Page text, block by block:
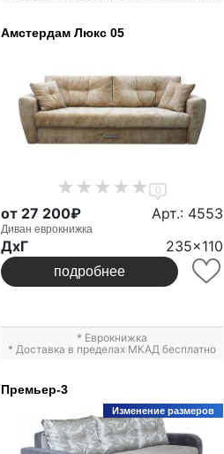
Амстердам Люкс 05
0
от 27 200₽ Арт.: 4553
Диван еврокнижка
ДxГ 235x110
подробнее
* Еврокнижка
* Доставка в пределах МКАД бесплатно
Премьер-3
Изменение размеров